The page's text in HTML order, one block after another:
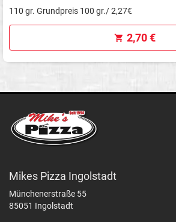
110 gr. Grundpreis 100 gr./ 2,27€
2,70 €
Mikes Pizza Ingolstadt
Münchenerstraße 55
85051 Ingolstadt